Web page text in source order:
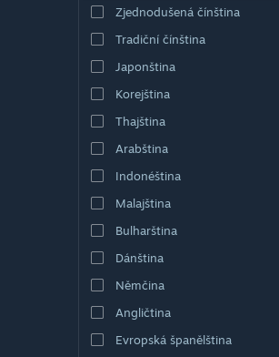
Zjednodušená čínština
Tradiční čínština
Japonština
Korejština
Thajština
Arabština
Indonéština
Malajština
Bulharština
Dánština
Němčina
Angličtina
Evropská španělština